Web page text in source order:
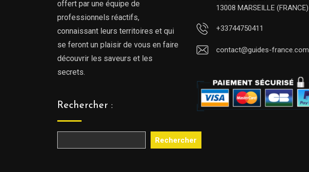
offert par une équipe de
professionnels réactifs,
connaissant leurs territoires et qui
se feront un plaisir de vous en faire
découvrir les saveurs et les
secrets.
Rechercher :
Rechercher
13008 MARSEILLE (FRANCE)
+33744750411
contact@guides-france.com